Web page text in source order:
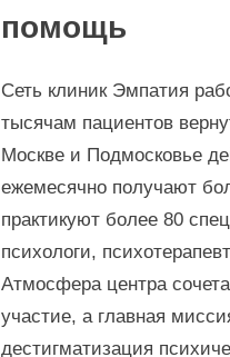
помощь
Сеть клиник Эмпатия
тысячам пациентов
Москве и Подмосковье
ежемесячно получают
практикуют более 80
психологи,
Атмосфера центра
участие, а главная
дестигматизация